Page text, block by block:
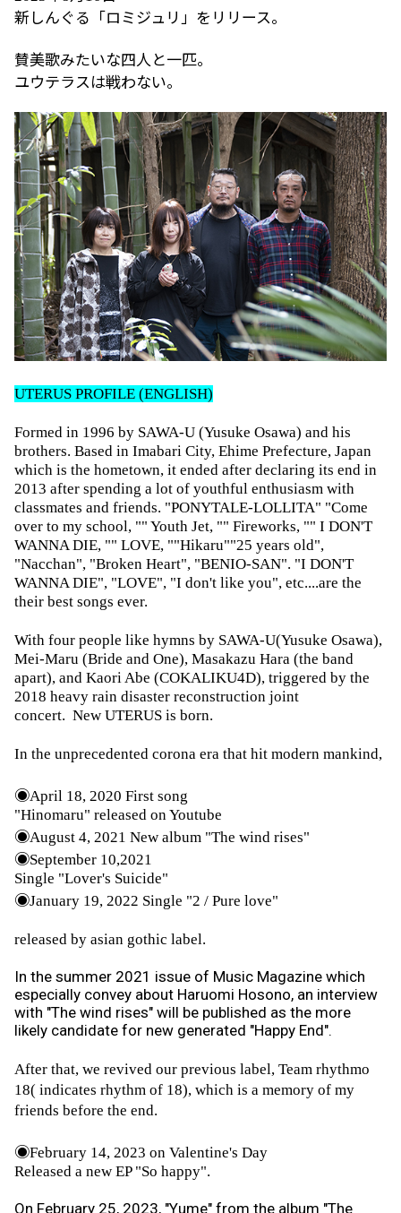
新しんぐる「ロミジュリ」をリリース。
賛美歌みたいな四人と一匹。
ユウテラスは戦わない。
UTERUS PROFILE (ENGLISH)
Formed in 1996 by SAWA-U (Yusuke Osawa) and his
brothers. Based in Imabari City, Ehime Prefecture, Japan
which is the hometown, it ended after declaring its end in
2013 after spending a lot of youthful enthusiasm with
classmates and friends. "PONYTALE-LOLLITA" "Come
over to my school, "" Youth Jet, "" Fireworks, "" I DON'T
WANNA DIE, "" LOVE, ""Hikaru""25 years old",
"Nacchan", "Broken Heart", "BENIO-SAN". "I DON'T
WANNA DIE", "LOVE", "I don't like you", etc....are the
their best songs ever.
With four people like hymns by SAWA-U(Yusuke Osawa),
Mei-Maru (Bride and One), Masakazu Hara (the band
apart), and Kaori Abe (COKALIKU4D), triggered by the
2018 heavy rain disaster reconstruction joint
concert. New UTERUS is born.
In the unprecedented corona era that hit modern mankind,
◉April 18, 2020 First song
"Hinomaru" released on Youtube
◉August 4, 2021 New album "The wind rises"
◉September 10,2021
Single "Lover's Suicide"
◉January 19, 2022 Single "2 / Pure love"
released by asian gothic label.
In the summer 2021 issue of Music Magazine which
especially convey about Haruomi Hosono, an interview
with "The wind rises" will be published as the more
likely candidate for new generated "Happy End".
After that, we revived our previous label, Team rhythmo
18( indicates rhythm of 18), which is a memory of my
friends before the end.
◉February 14, 2023 on Valentine's Day
Released a new EP "So happy".
On February 25, 2023, "Yume" from the album "The